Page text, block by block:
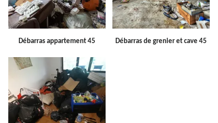
Débarras appartement 45 Débarras de grenier et cave 45